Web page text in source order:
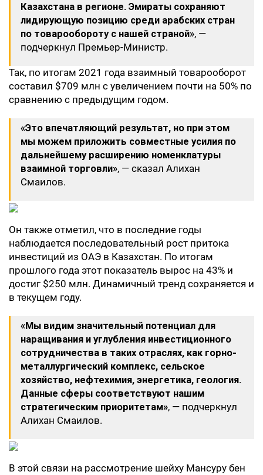
Казахстана в регионе. Эмираты сохраняют
лидирующую позицию среди арабских стран
по товарообороту с нашей страной», —
подчеркнул Премьер-Министр.
Так, по итогам 2021 года взаимный товарооборот
составил $709 млн с увеличением почти на 50% по
сравнению с предыдущим годом.
«Это впечатляющий результат, но при этом
мы можем приложить совместные усилия по
дальнейшему расширению номенклатуры
взаимной торговли», — сказал Алихан
Смаилов.
Он также отметил, что в последние годы
наблюдается последовательный рост притока
инвестиций из ОАЭ в Казахстан. По итогам
прошлого года этот показатель вырос на 43% и
достиг $250 млн. Динамичный тренд сохраняется и
в текущем году.
«Мы видим значительный потенциал для
наращивания и углубления инвестиционного
сотрудничества в таких отраслях, как горно-
металлургический комплекс, сельское
хозяйство, нефтехимия, энергетика, геология.
Данные сферы соответствуют нашим
стратегическим приоритетам», — подчеркнул
Алихан Смаилов.
В этой связи на рассмотрение шейху Мансуру бен